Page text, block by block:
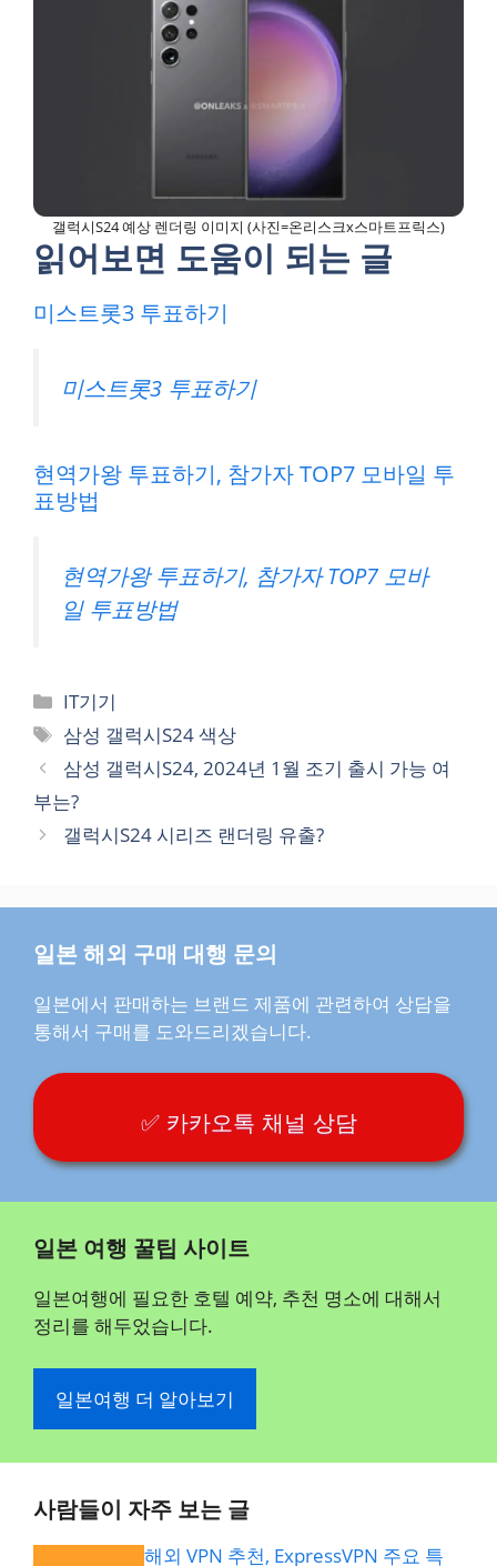
갤럭시S24 예상 렌더링 이미지 (사진=온리스크x스마트프릭스)
읽어보면 도움이 되는 글
미스트롯3 투표하기
미스트롯3 투표하기
현역가왕 투표하기, 참가자 TOP7 모바일 투
표방법
현역가왕 투표하기, 참가자 TOP7 모바
일 투표방법
카
테
고
리
IT기기
태
그
삼성 갤럭시S24 색상
삼성 갤럭시S24, 2024년 1월 조기 출시 가능 여
부는?
갤럭시S24 시리즈 랜더링 유출?
일본 해외 구매 대행 문의
일본에서 판매하는 브랜드 제품에 관련하여 상담을
통해서 구매를 도와드리겠습니다.
✅ 카카오톡 채널 상담
일본 여행 꿀팁 사이트
일본여행에 필요한 호텔 예약, 추천 명소에 대해서
정리를 해두었습니다.
일본여행 더 알아보기
사람들이 자주 보는 글
해외 VPN 추천, ExpressVPN 주요 특